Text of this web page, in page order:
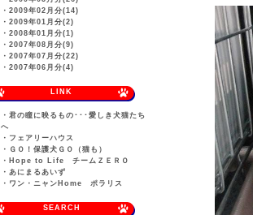
・ 2009年02月分(14)
・ 2009年01月分(2)
・ 2008年01月分(1)
・ 2007年08月分(9)
・ 2007年07月分(22)
・ 2007年06月分(4)
LINK
・ 君の瞳に映るもの･･･愛しき犬猫たち
へ
・ フェアリーハウス
・ ＧＯ！保護犬ＧＯ（猫も）
・ Hope to Life チームＺＥＲＯ
・ あにまるあいず
・ ワン・ニャンHome ポラリス
SEARCH